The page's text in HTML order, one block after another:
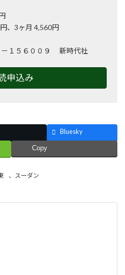
、3ヶ月 4,560円
１５６００９ 新時代社
申込み
Bluesky
Copy
、 スーダン